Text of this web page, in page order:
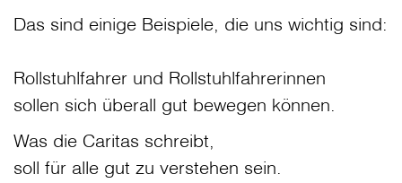
Das sind einige Beispiele, die uns wichtig sind:
Rollstuhlfahrer und Rollstuhlfahrerinnen
sollen sich überall gut bewegen können.
Was die Caritas schreibt,
soll für alle gut zu verstehen sein.